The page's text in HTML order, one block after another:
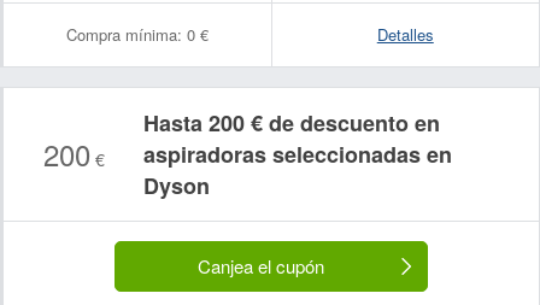
Compra mínima: 0 € Detalles
200 €
Hasta 200 € de descuento en
aspiradoras seleccionadas en
Dyson
Canjea el cupón